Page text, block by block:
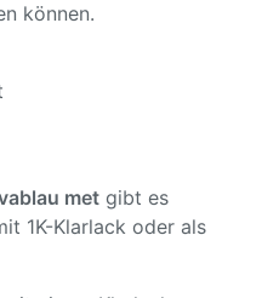
können.
met gibt es
1K-Klarlack oder als